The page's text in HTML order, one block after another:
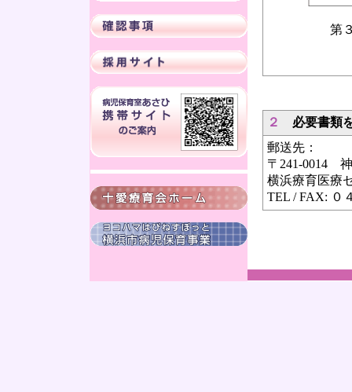
第３号様
２ 必要書類
郵送先：
〒241-0014
横浜療育医
TEL / FAX: ０